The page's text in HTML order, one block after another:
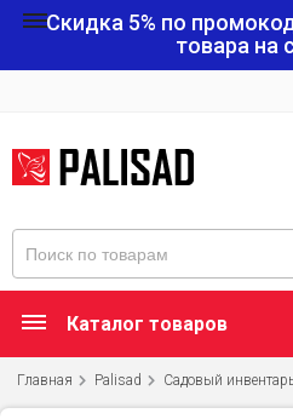
Скидка 5% по
товара на
Каталог товаров
Главная Palisad Садовый